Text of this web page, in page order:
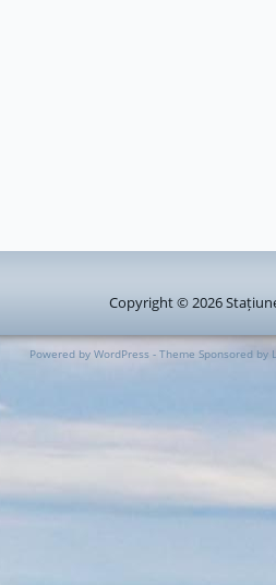
Copyright © 2026
Powered by WordPress - Theme Sponsored by